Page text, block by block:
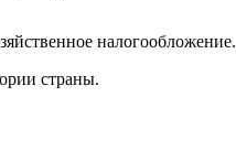
налогообложение.
страны.